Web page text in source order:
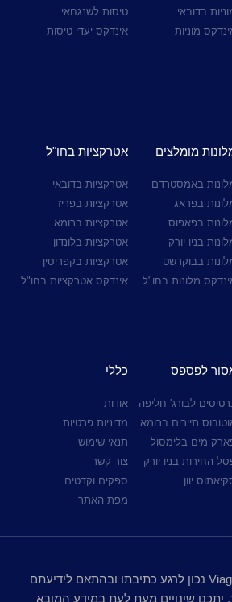
בדובאי
מוניות
טיסות לשנגחאי
אינדקס יעדי טיסות
מומלצים
באמסטרדם
בפראג
בפאפוס
בניו יורק
בבוקרשט
מלונות בחו"ל
אטרקציות בחו"ל
אטרקציות בדובאי
אטרקציות בפריז
אטרקציות ברומא
אטרקציות בלונדון
אטרקציות בקפריסין
אינדקס אטרקציות בחו"ל
לפספס
לבורג' חליפה
תיירים ברומא
מים בלימסול
החירות בניו יורק
יוון
כללי
אודות
מדיניות פרטיות
תנאי שימוש
צור קשר
ספקים וקדטים
מפת האתר
כל המידע באתר Viaggio נכון לרגע כתיבתו ובהתאם לידיעתם
שינויים מעת לעת במידע המובא